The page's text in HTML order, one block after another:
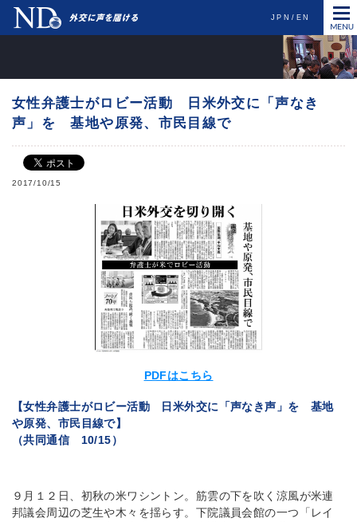
JPN EN
女性弁護士がロビー活動 日米外交に「声なき
声」を 基地や原発、市民目線で
2017/10/15
PDFはこちら
【女性弁護士がロビー活動 日米外交に「声なき声」を 基地
や原発、市民目線で】
（共同通信 10/15）
９月１２日、初秋の米ワシントン。筋雲の下を吹く涼風が米連
邦議会周辺の芝生や木々を揺らす。下院議員会館の一つ「レイ